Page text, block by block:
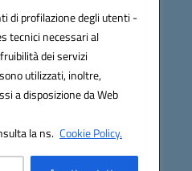
di profilazione degli utenti -
tecnici necessari al
dei servizi
utilizzati, inoltre,
a disposizione da Web
la ns. Cookie Policy.